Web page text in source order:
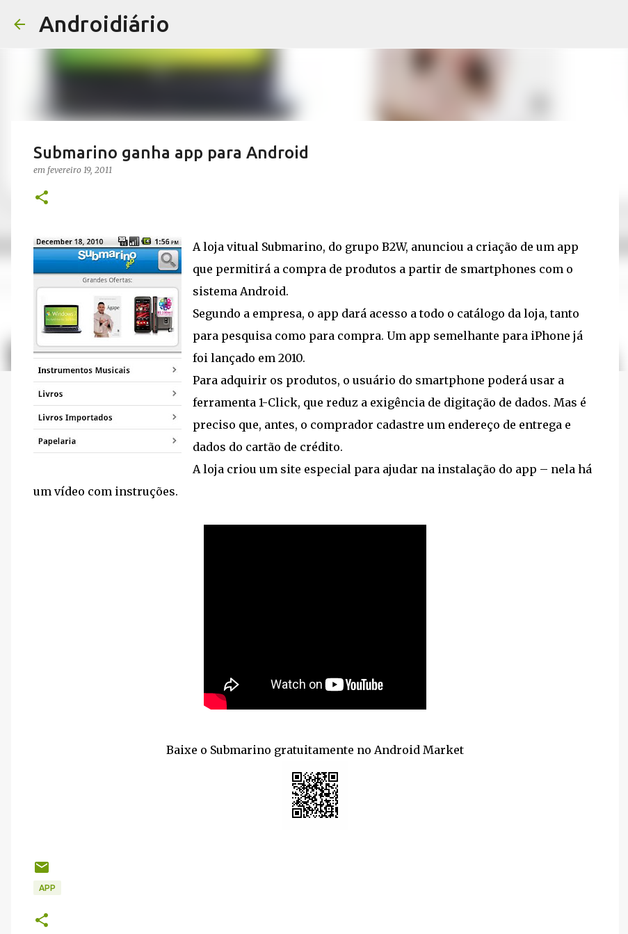
Androidiário
Submarino ganha app para Android
em fevereiro 19, 2011
A loja vitual Submarino, do grupo B2W, anunciou a criação de um app
que permitirá a compra de produtos a partir de smartphones com o
sistema Android.
Segundo a empresa, o app dará acesso a todo o catálogo da loja, tanto
para pesquisa como para compra. Um app semelhante para iPhone já
foi lançado em 2010.
Para adquirir os produtos, o usuário do smartphone poderá usar a
ferramenta 1-Click, que reduz a exigência de digitação de dados. Mas é
preciso que, antes, o comprador cadastre um endereço de entrega e
dados do cartão de crédito.
A loja criou um site especial para ajudar na instalação do app – nela há
um vídeo com instruções.
Baixe o Submarino gratuitamente no Android Market
APP